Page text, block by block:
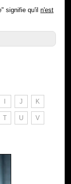
signifie qu'iln'est
I J K
T U V